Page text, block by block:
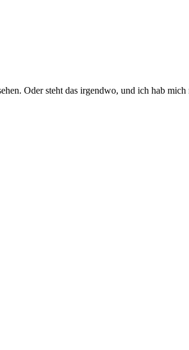
Oder steht das irgendwo, und ich hab mich